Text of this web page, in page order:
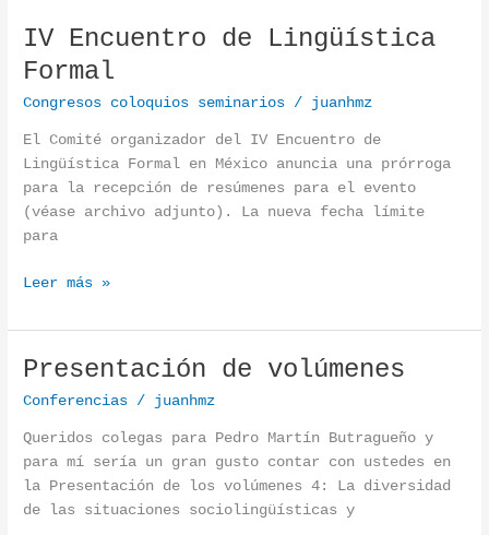
IV Encuentro de Lingüística
Formal
Congresos coloquios seminarios / juanhmz
El Comité organizador del IV Encuentro de
Lingüística Formal en México anuncia una prórroga
para la recepción de resúmenes para el evento
(véase archivo adjunto). La nueva fecha límite
para
IV Encuentro de Lingüística Formal
Leer más »
Presentación de volúmenes
Conferencias / juanhmz
Queridos colegas para Pedro Martín Butragueño y
para mí sería un gran gusto contar con ustedes en
la Presentación de los volúmenes 4: La diversidad
de las situaciones sociolingüísticas y
Presentación de volúmenes